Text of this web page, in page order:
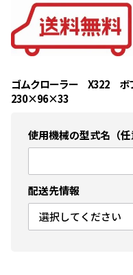
ゴムクローラー X322 ボ
230×96×33
使用機械の型式名（任
配送先情報